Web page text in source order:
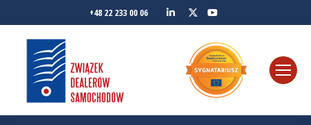
+48 22 233 00 06
Linkedin
Twitter